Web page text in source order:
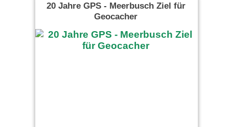
20 Jahre GPS - Meerbusch Ziel für
Geocacher